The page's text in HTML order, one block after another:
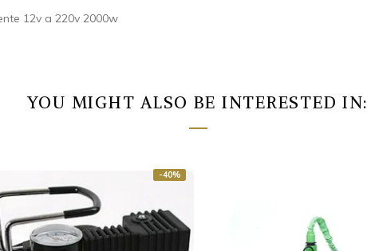
12v a 220v 2000w
YOU MIGHT ALSO BE INTERESTED IN:
-40%